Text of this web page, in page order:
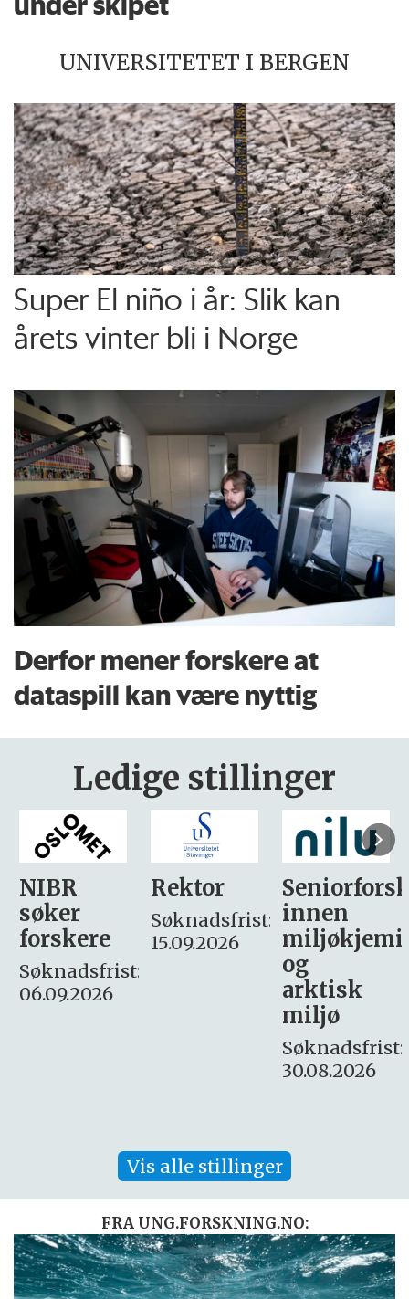
UNIVERSITETET I BERGEN
Super El niño i år: Slik kan
årets vinter bli i Norge
Derfor mener forskere at
dataspill kan være nyttig
Ledige stillinger
Rektor
Søknadsfrist:
15.09.2026
Seniorforsker
innen
miljøkjemi
søker
– fast
Søknadsfrist:
16. august.
Vis alle stillinger
FRA UNG.FORSKNING.NO: